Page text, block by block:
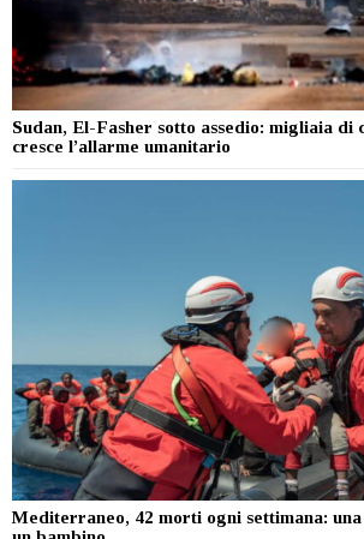
Sudan, El-Fasher sotto assedio: migliaia
cresce l’allarme umanitario
Mediterraneo, 42 morti ogni settimana: